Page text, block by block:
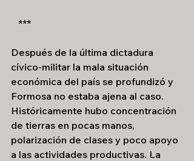
   ***
Después de la última dictadura
cívico-militar la mala situación
económica del país se profundizó y
Formosa no estaba ajena al caso.
Históricamente hubo concentración
de tierras en pocas manos,
polarización de clases y poco apoyo
a las actividades productivas. La